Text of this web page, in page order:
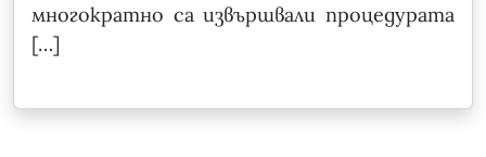
многократно са извършвали процедурата
[…]